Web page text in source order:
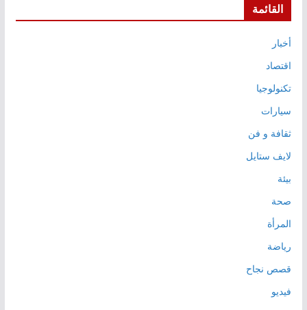
القائمة
أخبار
اقتصاد
تكنولوجيا
سيارات
ثقافة و فن
لايف ستايل
بيئة
صحة
المرأة
رياضة
قصص نجاح
فيديو